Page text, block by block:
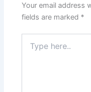
Your email address
fields are marked *
here..